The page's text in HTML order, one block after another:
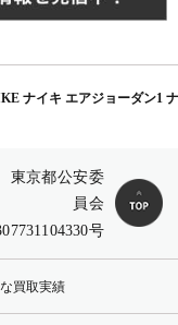
ナイキ エアジョーダン1
東京都公安委
員会
号
買取実績